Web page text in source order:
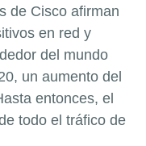
de Cisco afirman
en red y
del mundo
un aumento del
entonces, el
todo el tráfico de